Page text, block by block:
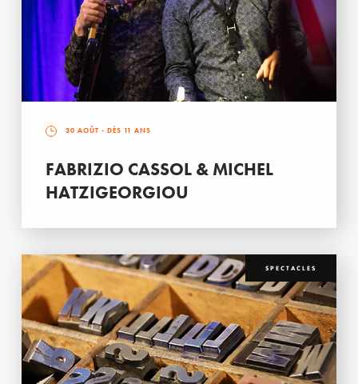
30 AOÛT - DÈS 11 ANS
FABRIZIO CASSOL & MICHEL
HATZIGEORGIOU
SPECTACLES